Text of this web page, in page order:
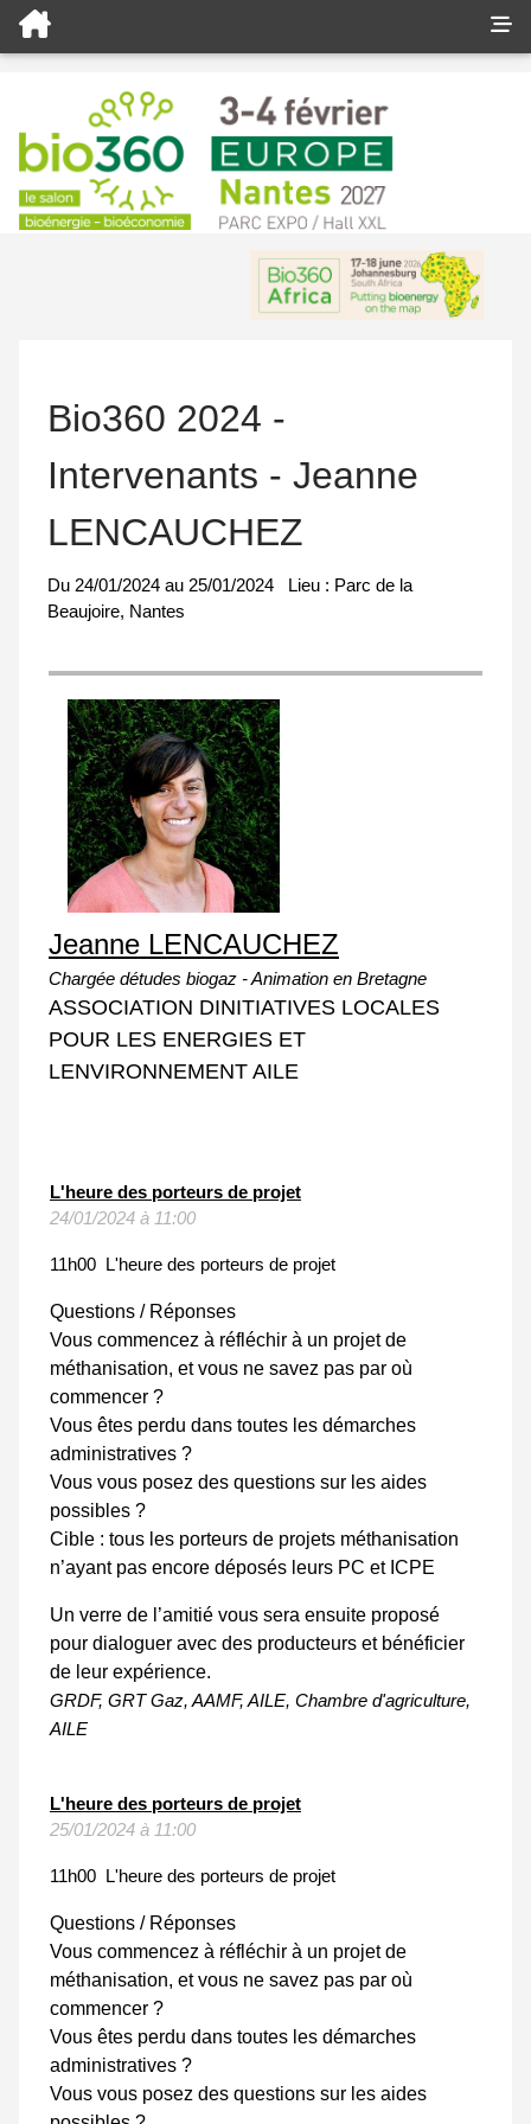
Bio360 2024 -
Intervenants - Jeanne
LENCAUCHEZ
Du 24/01/2024 au 25/01/2024 Lieu : Parc de la
Beaujoire, Nantes
Jeanne LENCAUCHEZ
Chargée détudes biogaz - Animation en Bretagne
ASSOCIATION DINITIATIVES LOCALES
POUR LES ENERGIES ET
LENVIRONNEMENT AILE
L'heure des porteurs de projet
24/01/2024 à 11:00
11h00 L'heure des porteurs de projet
Questions / Réponses
Vous commencez à réfléchir à un projet de
méthanisation, et vous ne savez pas par où
commencer ?
Vous êtes perdu dans toutes les démarches
administratives ?
Vous vous posez des questions sur les aides
possibles ?
Cible : tous les porteurs de projets méthanisation
n’ayant pas encore déposés leurs PC et ICPE
Un verre de l’amitié vous sera ensuite proposé
pour dialoguer avec des producteurs et bénéficier
de leur expérience.
GRDF, GRT Gaz, AAMF, AILE, Chambre d'agriculture,
AILE
L'heure des porteurs de projet
25/01/2024 à 11:00
11h00 L'heure des porteurs de projet
Questions / Réponses
Vous commencez à réfléchir à un projet de
méthanisation, et vous ne savez pas par où
commencer ?
Vous êtes perdu dans toutes les démarches
administratives ?
Vous vous posez des questions sur les aides